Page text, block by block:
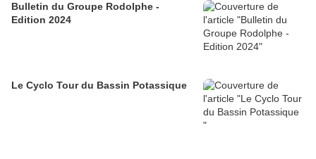
Bulletin du Groupe Rodolphe -
Edition 2024
Le Cyclo Tour du Bassin Potassique